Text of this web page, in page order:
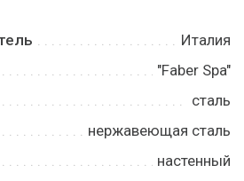
Италия
"Faber Spa"
сталь
нержавеющая сталь
настенный